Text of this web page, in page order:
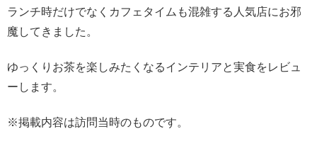
ランチ時だけでなくカフェタイムも混雑する人気店にお邪
魔してきました。
ゆっくりお茶を楽しみたくなるインテリアと実食をレビュ
ーします。
※掲載内容は訪問当時のものです。